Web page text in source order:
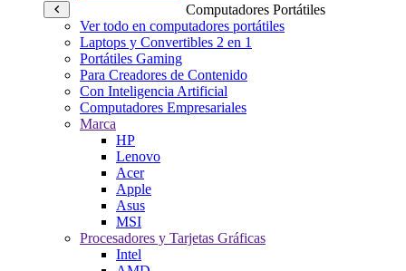
Computadores Portátiles
Ver todo en computadores portátiles
Laptops y Convertibles 2 en 1
Portátiles Gaming
Para Creadores de Contenido
Con Inteligencia Artificial
Computadores Empresariales
Marca
HP
Lenovo
Acer
Apple
Asus
MSI
Procesadores y Tarjetas Gráficas
Intel